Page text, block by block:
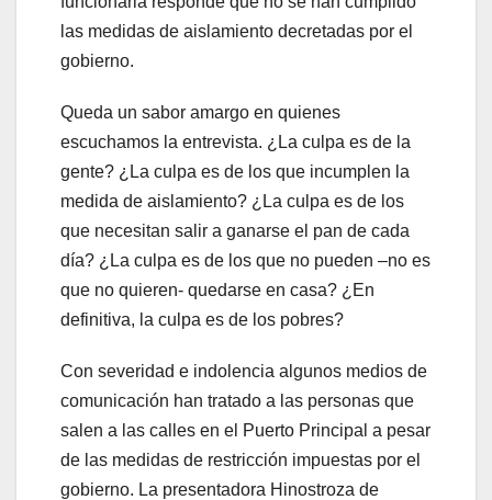
las medidas de aislamiento decretadas por el
gobierno.
Queda un sabor amargo en quienes
escuchamos la entrevista. ¿La culpa es de la
gente? ¿La culpa es de los que incumplen la
medida de aislamiento? ¿La culpa es de los
que necesitan salir a ganarse el pan de cada
día? ¿La culpa es de los que no pueden –no es
que no quieren- quedarse en casa? ¿En
definitiva, la culpa es de los pobres?
Con severidad e indolencia algunos medios de
comunicación han tratado a las personas que
salen a las calles en el Puerto Principal a pesar
de las medidas de restricción impuestas por el
gobierno. La presentadora Hinostroza de